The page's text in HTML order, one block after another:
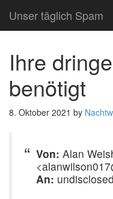
Unser täglich Spam
Ihre
benötigt
8. Oktober 2021 by
Von: Alan
An: